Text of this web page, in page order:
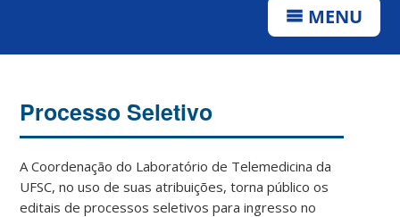
MENU
Processo Seletivo
A Coordenação do Laboratório de Telemedicina da
UFSC, no uso de suas atribuições, torna público os
editais de processos seletivos para ingresso no